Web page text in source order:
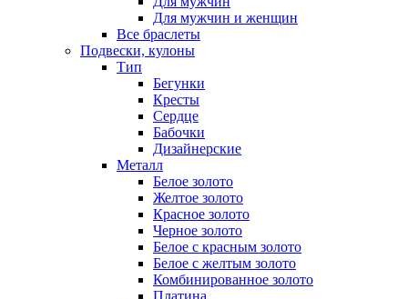
Для мужчин и женщин
Все браслеты
Подвески, кулоны
Тип
Бегунки
Кресты
Сердце
Бабочки
Дизайнерские
Металл
Белое золото
Желтое золото
Красное золото
Черное золото
Белое с красным золото
Белое с желтым золото
Комбинированное золото
Платина